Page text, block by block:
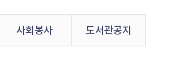
사회봉사 도서관공지